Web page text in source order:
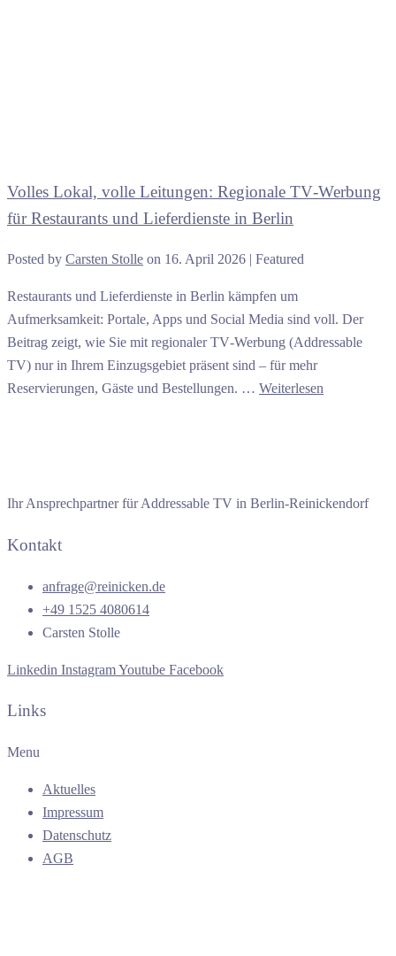
Volles Lokal, volle Leitungen: Regionale TV‑Werbung
für Restaurants und Lieferdienste in Berlin
Posted by Carsten Stolle on 16. April 2026 | Featured
Restaurants und Lieferdienste in Berlin kämpfen um
Aufmerksamkeit: Portale, Apps und Social Media sind voll. Der
Beitrag zeigt, wie Sie mit regionaler TV‑Werbung (Addressable
TV) nur in Ihrem Einzugsgebiet präsent sind – für mehr
Reservierungen, Gäste und Bestellungen. … Weiterlesen
Ihr Ansprechpartner für Addressable TV in Berlin-Reinickendorf
Kontakt
anfrage@reinicken.de
+49 1525 4080614
Carsten Stolle
Linkedin InstagramYoutube Facebook
Links
Menu
Aktuelles
Impressum
Datenschutz
AGB